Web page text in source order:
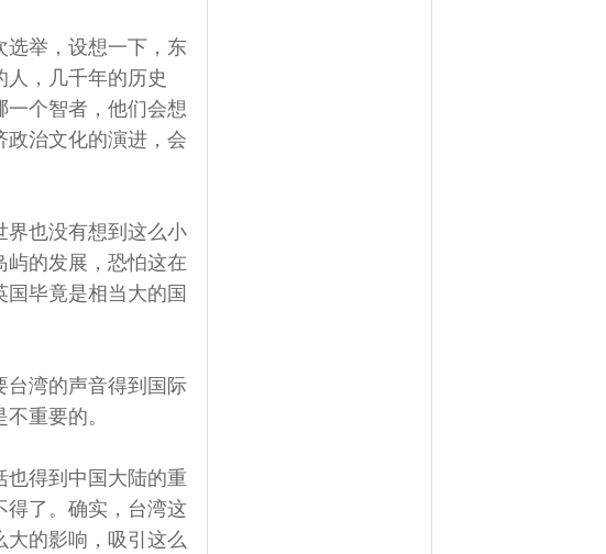
选举，设想一下，东
，几千年的历史
一个智者，他们会想
政治文化的演进，会
界也没有想到这么小
屿的发展，恐怕这在
毕竟是相当大的国
台湾的声音得到国际
重要的。
也得到中国大陆的重
得了。确实，台湾这
大的影响，吸引这么